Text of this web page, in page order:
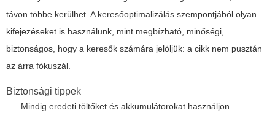
távon többe kerülhet. A keresőoptimalizálás szempontjából olyan
kifejezéseket is használunk, mint megbízható, minőségi,
biztonságos , hogy a keresők számára jelöljük: a cikk nem pusztán
az árra fókuszál.
Biztonsági tippek
Mindig eredeti töltőket és akkumulátorokat használjon.